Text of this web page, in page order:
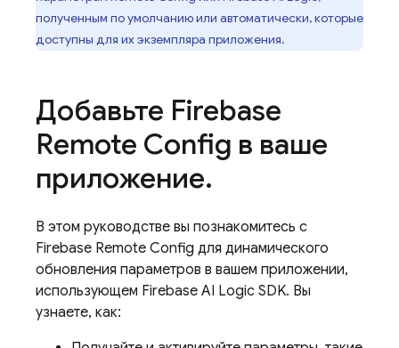
полученным по умолчанию или автоматически, которые
доступны для их экземпляра приложения.
Добавьте Firebase
Remote Config в ваше
приложение.
В этом руководстве вы познакомитесь с
Firebase Remote Config для динамического
обновления параметров в вашем приложении,
использующем Firebase AI Logic SDK. Вы
узнаете, как: